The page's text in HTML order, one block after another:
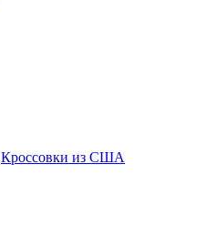
Кроссовки из США